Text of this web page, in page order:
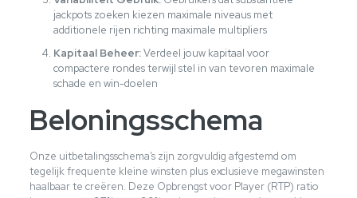
jackpots zoeken kiezen maximale niveaus met
additionele rijen richting maximale multipliers
Kapitaal Beheer:Verdeel jouw kapitaal voor
compactere rondes terwijl stel in van tevoren maximale
schade en win-doelen
Beloningsschema
Onze uitbetalingsschema’s zijn zorgvuldig afgestemd om
tegelijk frequente kleine winsten plus exclusieve megawinsten
haalbaar te creëren. Deze Opbrengst voor Player (RTP) ratio